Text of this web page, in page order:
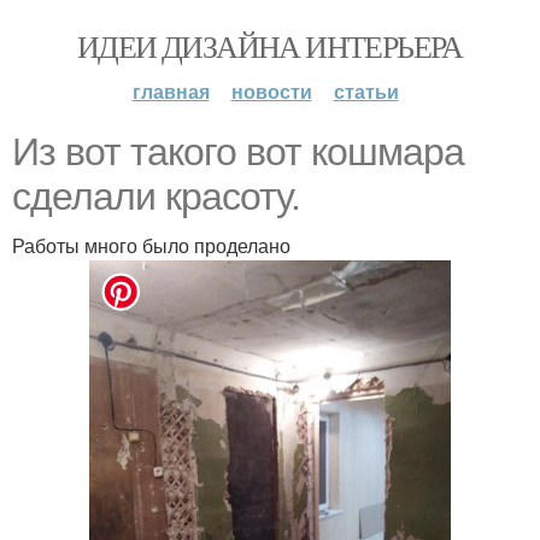
ИДЕИ ДИЗАЙНА ИНТЕРЬЕРА
главная новости статьи
Из вот такого вот кошмара
сделали красоту.
Работы много было проделано